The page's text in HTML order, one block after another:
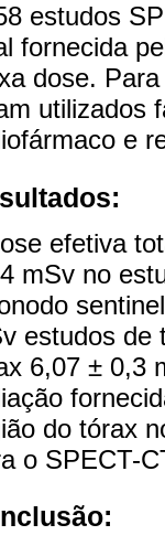
estudos
fornecida
dose.
utilizados
e
efetiva
mSv no
estudos de
6,07 ± 0,3
do tórax
o SPECT-